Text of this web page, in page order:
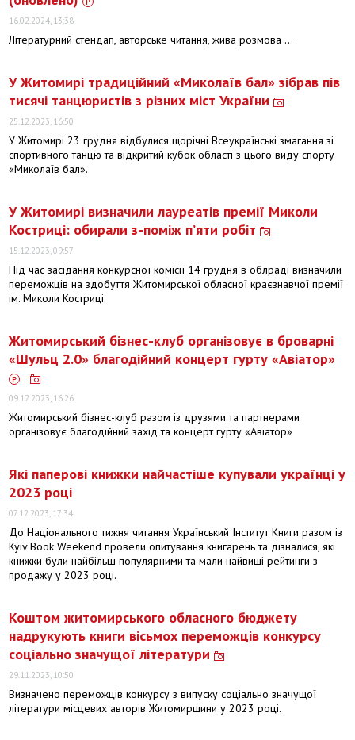
16.02.2024, 13:38
Літературний стендап, авторське читання, жива розмова …
У Житомирі традиційний «Миколаїв бал» зібрав пів
тисячі танцюристів з різних міст України
25.12.2023, 16:50
У Житомирі 23 грудня відбулися щорічні Всеукраїнські змагання зі
спортивного танцю та відкритий кубок області з цього виду спорту
«Миколаїв бал».
У Житомирі визначили лауреатів премії Миколи
Костриці: обирали з-поміж п’яти робіт
15.12.2023, 09:57
Під час засідання конкурсної комісії 14 грудня в облраді визначили
переможців на здобуття Житомирської обласної краєзнавчої премії
ім. Миколи Костриці.
Житомирський бізнес-клуб організовує в броварні
«Шульц 2.0» благодійний концерт гурту «Авіатор»
09.12.2023, 16:26
Житомирський бізнес-клуб разом із друзями та партнерами
організовує благодійний захід та концерт гурту «Авіатор»
Які паперові книжки найчастіше купували українці у
2023 році
07.12.2023, 17:34
До Національного тижня читання Український Інститут Книги разом із
Kyiv Book Weekend провели опитування книгарень та дізналися, які
книжки були найбільш популярними та мали найвищі рейтинги з
продажу у 2023 році.
Коштом житомирського обласного бюджету
надрукують книги вісьмох переможців конкурсу
соціально значущої літератури
29.11.2023, 10:50
Визначено переможців конкурсу з випуску соціально значущої
літератури місцевих авторів Житомирщини у 2023 році.